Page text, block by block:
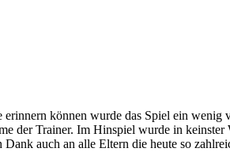
können wurde das Spiel ein wenig
der Trainer. Im Hinspiel wurde in
auch an alle Eltern die heute so